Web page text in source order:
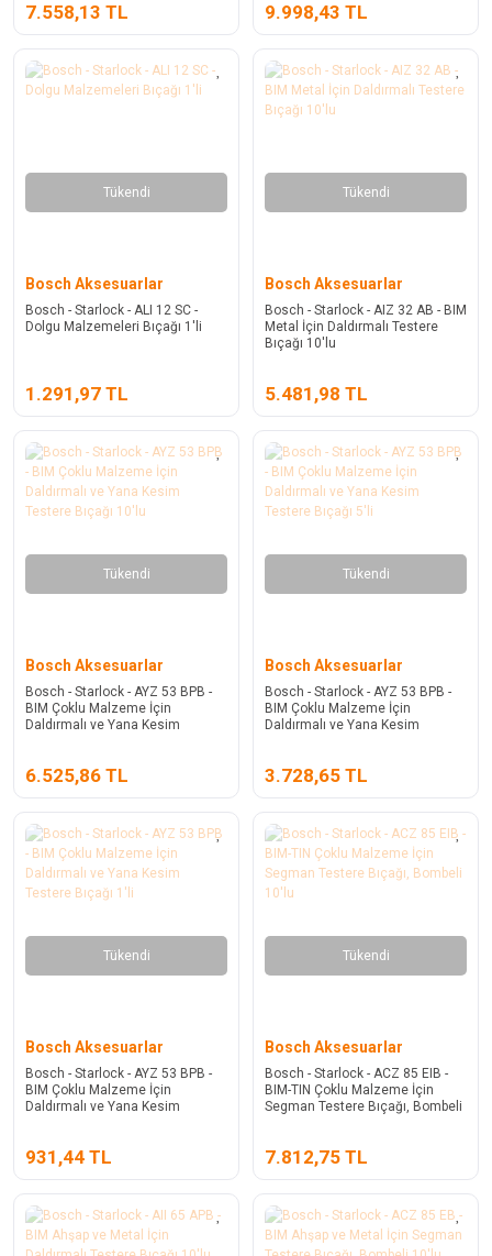
7.558,13 TL 9.998,43 TL
Tükendi
Bosch Aksesuarlar
Bosch - Starlock - ALI 12 SC -
Dolgu Malzemeleri Bıçağı 1'li
1.291,97 TL
Tükendi
Bosch Aksesuarlar
Bosch - Starlock - AIZ 32 AB - BIM
Metal İçin Daldırmalı Testere
Bıçağı 10'lu
5.481,98 TL
Tükendi
Bosch Aksesuarlar
Bosch - Starlock - AYZ 53 BPB -
BIM Çoklu Malzeme İçin
Daldırmalı ve Yana Kesim
6.525,86 TL
Tükendi
Bosch Aksesuarlar
Bosch - Starlock - AYZ 53 BPB -
BIM Çoklu Malzeme İçin
Daldırmalı ve Yana Kesim
3.728,65 TL
Tükendi
Bosch Aksesuarlar
Bosch - Starlock - AYZ 53 BPB -
BIM Çoklu Malzeme İçin
Daldırmalı ve Yana Kesim
931,44 TL
Tükendi
Bosch Aksesuarlar
Bosch - Starlock - ACZ 85 EIB -
BIM-TIN Çoklu Malzeme İçin
Segman Testere Bıçağı, Bombeli
7.812,75 TL